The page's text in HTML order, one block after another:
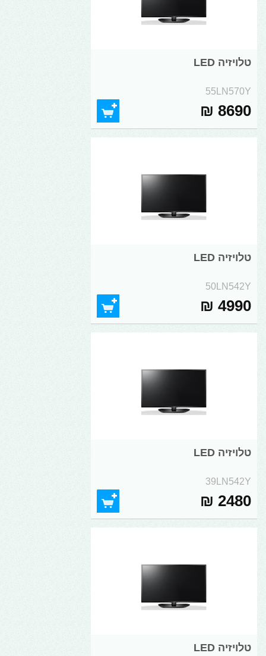
טלויזיה LED
55LN570Y
8690 ₪
טלויזיה LED
50LN542Y
4990 ₪
טלויזיה LED
39LN542Y
2480 ₪
טלויזיה LED